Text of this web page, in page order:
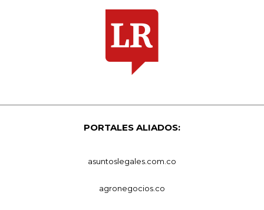
PORTALES ALIADOS:
asuntoslegales.com.co
agronegocios.co